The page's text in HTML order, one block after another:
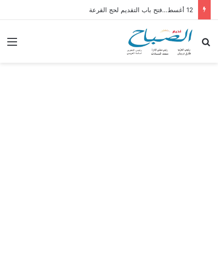
12 أغسط…فتح باب التقديم لحج القرعة
بحث عن